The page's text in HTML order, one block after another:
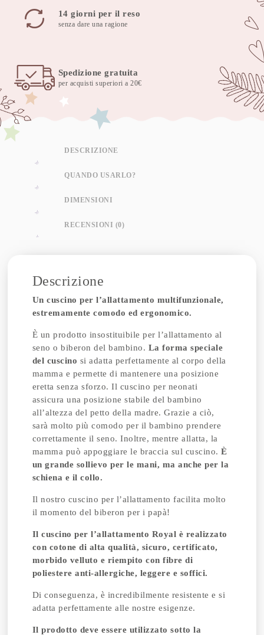
rimovibile
-
14 giorni per il reso
senza dare una ragione
Spedizione gratuita
per acquisti superiori a 20€
DESCRIZIONE
QUANDO USARLO?
DIMENSIONI
RECENSIONI (0)
Descrizione
Un cuscino per l’allattamento multifunzionale,
estremamente comodo ed ergonomico.
È un prodotto insostituibile per l’allattamento al
seno o biberon del bambino. La forma speciale
del cuscino si adatta perfettamente al corpo della
mamma e permette di mantenere una posizione
eretta senza sforzo. Il cuscino per neonati
assicura una posizione stabile del bambino
all’altezza del petto della madre. Grazie a ciò,
sarà molto più comodo per il bambino prendere
correttamente il seno.Inoltre, mentre allatta, la
mamma può appoggiare le braccia sul cuscino.È
un grande sollievo per le mani, ma anche per la
schiena e il collo.
Il nostro cuscino per l’allattamento facilita molto
il momento del biberon per i papà!
Il cuscino per l’allattamento Royal è realizzato
con cotone di alta qualità, sicuro, certificato,
morbido velluto e riempito con fibre di
poliestere anti-allergiche, leggere e soffici.
Di conseguenza, è incredibilmente resistente e si
adatta perfettamente alle nostre esigenze.
Il prodotto deve essere utilizzato sotto la